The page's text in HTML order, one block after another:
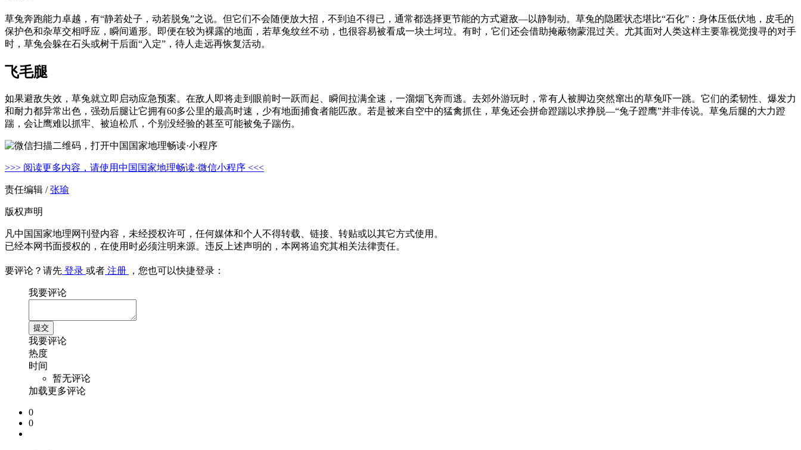
草兔奔跑能力卓越，有“静若处子，动若脱兔”之说。但它们不会随便放大招，不到迫不得已，通常都选择更节能的方式避敌—以静制动。草兔的隐匿状态堪比“石化”：身体压低伏地，皮毛的
保护色和杂草交相呼应，瞬间遁形。即便在较为裸露的地面，若草兔纹丝不动，也很容易被看成一块土坷垃。有时，它们还会借助掩蔽物蒙混过关。尤其面对人类这样主要靠视觉搜寻的对手
时，草兔会躲在石头或树干后面“入定”，待人走远再恢复活动。
飞毛腿
如果避敌失效，草兔就立即启动应急预案。在敌人即将走到眼前时一跃而起、瞬间拉满全速，一溜烟飞奔而逃。去郊外游玩时，常有人被脚边突然窜出的草兔吓一跳。它们的柔韧性、爆发力
和耐力都异常出色，强劲后腿让它拥有60多公里的最高时速，少有地面捕食者能匹敌。若是被来自空中的猛禽抓住，草兔还会拼命蹬踹以求挣脱—“兔子蹬鹰”并非传说。草兔后腿的大力蹬
踹，会让鹰难以抓牢、被迫松爪，个别没经验的甚至可能被兔子踹伤。
>>> 阅读更多内容，请使用中国国家地理畅读·微信小程序 <<<
责任编辑 /张瑜
版权声明
凡中国国家地理网刊登内容，未经授权许可，任何媒体和个人不得转载、链接、转贴或以其它方式使用。
已经本网书面授权的，在使用时必须注明来源。违反上述声明的，本网将追究其相关法律责任。
要评论？请先 登录 或者 注册 ，您也可以快捷登录：
我要评论
我要评论
热度
时间
暂无评论
加载更多评论
0
0